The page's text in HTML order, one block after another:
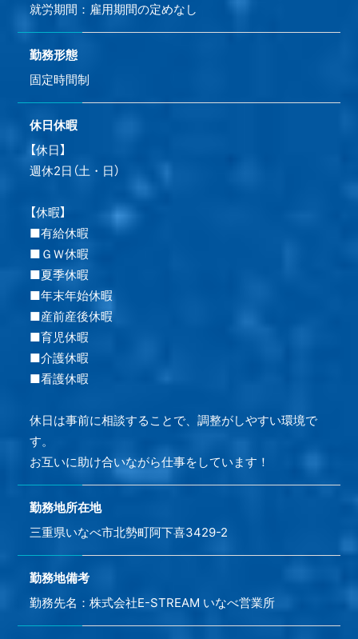
就労期間：雇用期間の定めなし
勤務形態
固定時間制
休日休暇
【休日】
週休2日（土・日）
【休暇】
■有給休暇
■ＧＷ休暇
■夏季休暇
■年末年始休暇
■産前産後休暇
■育児休暇
■介護休暇
■看護休暇
休日は事前に相談することで、調整がしやすい環境で
す。
お互いに助け合いながら仕事をしています！
勤務地所在地
三重県いなべ市北勢町阿下喜3429-2
勤務地備考
勤務先名：株式会社E-STREAM いなべ営業所